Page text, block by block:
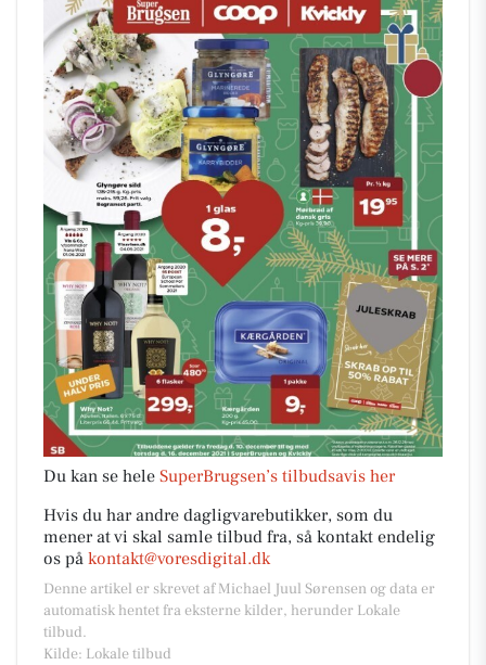
Du kan se hele SuperBrugsen’s tilbudsavis her
Hvis du har andre dagligvarebutikker, som du
mener at vi skal samle tilbud fra, så kontakt endelig
os på kontakt@voresdigital.dk
Denne artikel er skrevet af Michael Juul Sørensen og data er
automatisk hentet fra eksterne kilder, herunder Lokale
tilbud.
Kilde: Lokale tilbud